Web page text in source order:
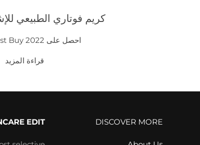
كريم فوتاري الطبيعي
احصل على Gloss Best Buy 2022
قراءة المزيد
DISCOVER MORE
EDIT